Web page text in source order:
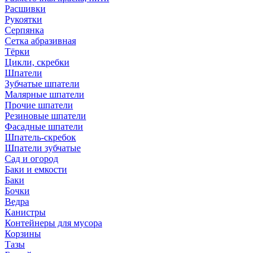
Расшивки
Рукоятки
Серпянка
Сетка абразивная
Тёрки
Цикли, скребки
Шпатели
Зубчатые шпатели
Малярные шпатели
Прочие шпатели
Резиновые шпатели
Фасадные шпатели
Шпатель-скребок
Шпатели зубчатые
Сад и огород
Баки и емкости
Баки
Бочки
Ведра
Канистры
Контейнеры для мусора
Корзины
Тазы